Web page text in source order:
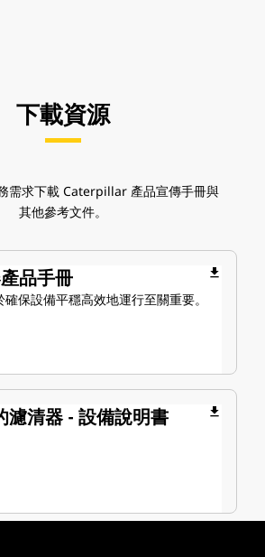
下載資源
需求下載 Caterpillar 產品宣傳手冊與
其他參考文件。
品手冊 file_download
保設備平穩高效地運行至關重要。
濾清器 - 設備說明書 file_download